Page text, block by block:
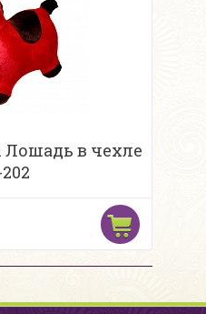
в чехле